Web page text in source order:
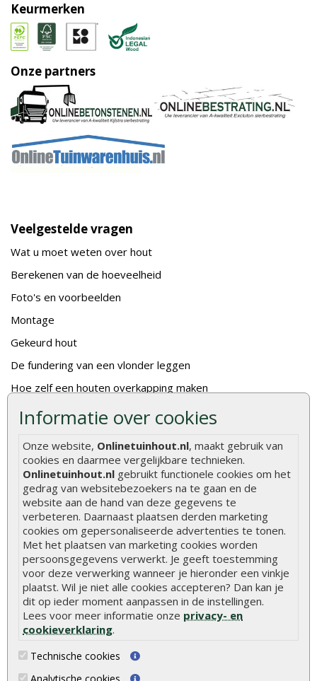
Informatie over cookies
Onze website, Onlinetuinhout.nl, maakt gebruik van
cookies en daarmee vergelijkbare technieken.
Onlinetuinhout.nl gebruikt functionele cookies om het
gedrag van websitebezoekers na te gaan en de
website aan de hand van deze gegevens te
verbeteren. Daarnaast plaatsen derden marketing
cookies om gepersonaliseerde advertenties te tonen.
Met het plaatsen van marketing cookies worden
persoonsgegevens verwerkt. Je geeft toestemming
voor deze verwerking wanneer je hieronder een vinkje
plaatst. Wil je niet alle cookies accepteren? Dan kan je
dit op ieder moment aanpassen in de instellingen.
Lees voor meer informatie onze privacy- en
cookieverklaring.
Technische cookies
Keurmerken
Onze partners
Veelgestelde vragen
Wat u moet weten over hout
Berekenen van de hoeveelheid
Foto's en voorbeelden
Montage
Gekeurd hout
De fundering van een vlonder leggen
Hoe zelf een houten overkapping maken
Hoe zelf een vlonder leggen
Hoe schutting plaatsen
De 9 beste tuinschermen van Onlinetuinhout.nl
Stijlvolle houtsoorten voor in de tuin
Duurzame tuin
Welke palen voor een schapenhek
Alle populaire categorieën
Tuinhout
Schutting
Vlonderplanken
Tuinpalen
Tuindeuren
Schuttingplanken
Steigerplanken